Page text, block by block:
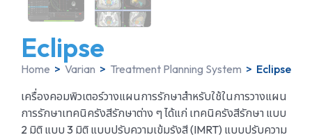
Eclipse
Home > Varian > Treatment Planning System > Eclipse
เครื่องคอมพิวเตอร์วางแผนการรักษาสำหรับใช้ในการวางแผน
การรักษาเทคนิครังสีรักษาต่าง ๆ ได้แก่ เทคนิครังสีรักษา แบบ
2 มิติ แบบ 3 มิติ แบบปรับความเข้มรังสี (IMRT) แบบปรับความ